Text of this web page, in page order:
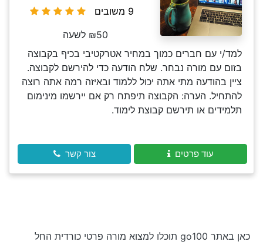
9 משובים
₪50 לשעה
למד/י עם חברים כמוך במחיר אטרקטיבי בכיף בקבוצה
בזום עם מורה נבחר. שלח הודעה כדי להירשם לקבוצה.
ציין בהודעה מתי אתה יכול ללמוד ובאיזה רמה אתה רוצה
להתחיל. הערה: הקבוצה תיפתח רק אם יירשמו מינימום
תלמידים או תירשם קבוצת לימוד.
עוד פרטים צור קשר
כאן באתר go100 תוכלו למצוא מורה פרטי כורדית החל